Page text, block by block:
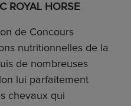
ROYAL HORSE
de Concours
nutritionnelles de la
de nombreuses
lui parfaitement
chevaux qui